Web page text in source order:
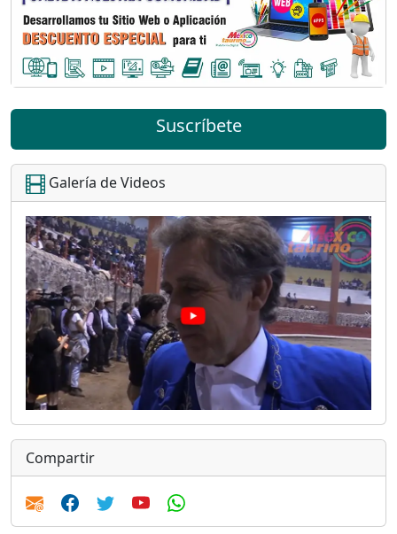
Suscríbete
Galería de Videos
Compartir